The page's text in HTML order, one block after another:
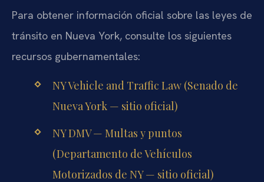
Para obtener información oficial sobre las leyes de
tránsito en Nueva York, consulte los siguientes
recursos gubernamentales:
NY Vehicle and Traffic Law (Senado de
Nueva York — sitio oficial)
NY DMV — Multas y puntos
(Departamento de Vehículos
Motorizados de NY — sitio oficial)